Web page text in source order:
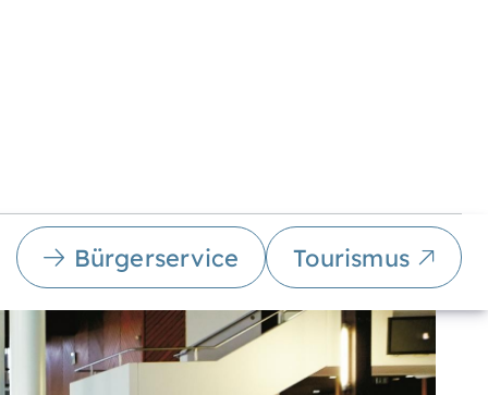
Bürgerservice Tourismus